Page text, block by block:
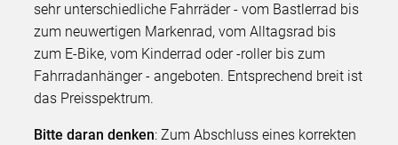
sehr unterschiedliche Fahrräder - vom Bastlerrad bis
zum neuwertigen Markenrad, vom Alltagsrad bis
zum E-Bike, vom Kinderrad oder -roller bis zum
Fahrradanhänger - angeboten. Entsprechend breit ist
das Preisspektrum.
Bitte daran denken: Zum Abschluss eines korrekten